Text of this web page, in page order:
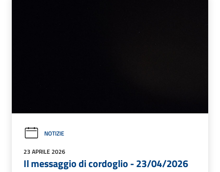
NOTIZIE
23 APRILE 2026
Il messaggio di cordoglio - 23/04/2026